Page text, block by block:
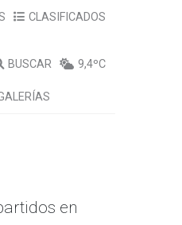
CLASIFICADOS
BUSCAR 9,4ºC
en